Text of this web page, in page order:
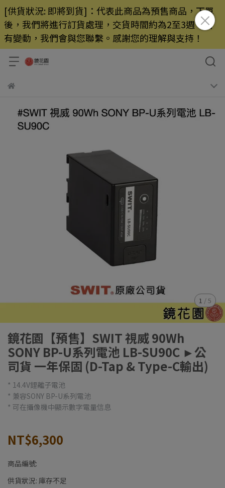
[供貨狀況: 即將到貨]：代表此商品為預售商品，下單
後，我們將進行訂貨處理，交貨時間約為2至3週，若
有變動，我們會與您聯繫。感謝您的理解與支持！
1 /5
鏡花園【預售】SWIT 視威 90Wh
SONY BP-U系列電池 LB-SU90C ►公
司貨 一年保固 (D-Tap & Type-C輸出)
* 14.4V鋰離子電池
* 兼容SONY BP-U系列電池
* 可在攝像機中顯示數字電量信息
NT$6,300
商品編號:
供貨狀況: 庫存不足